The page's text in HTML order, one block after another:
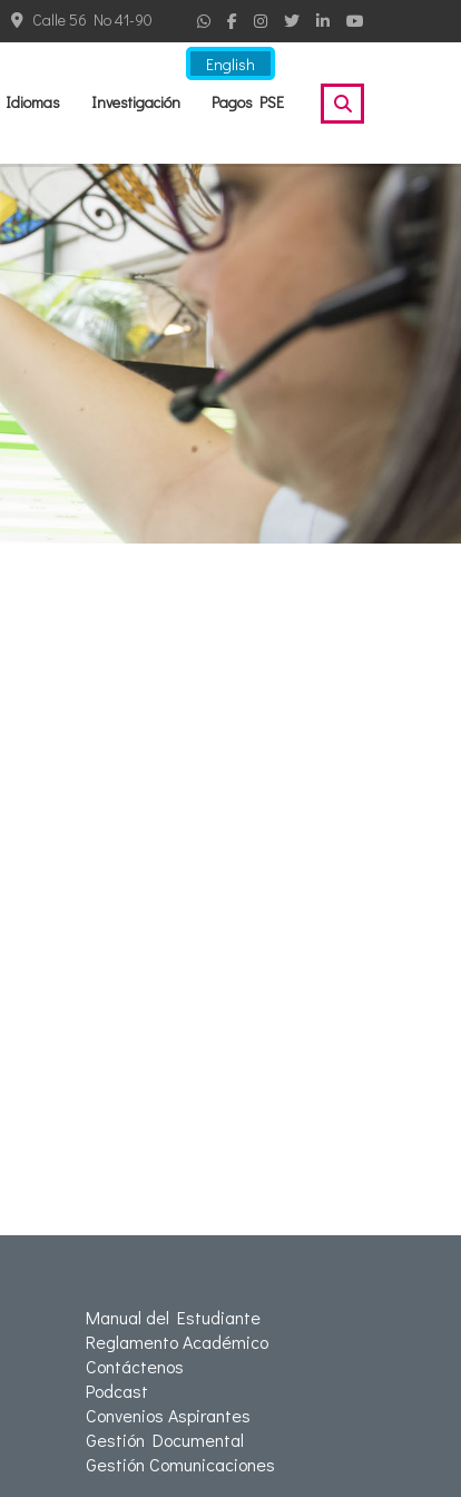
English
Calle 56 No 41-90
Idiomas Investigación Pagos PSE
Manual del Estudiante
Reglamento Académico
Contáctenos
Podcast
Convenios Aspirantes
Gestión Documental
Gestión Comunicaciones